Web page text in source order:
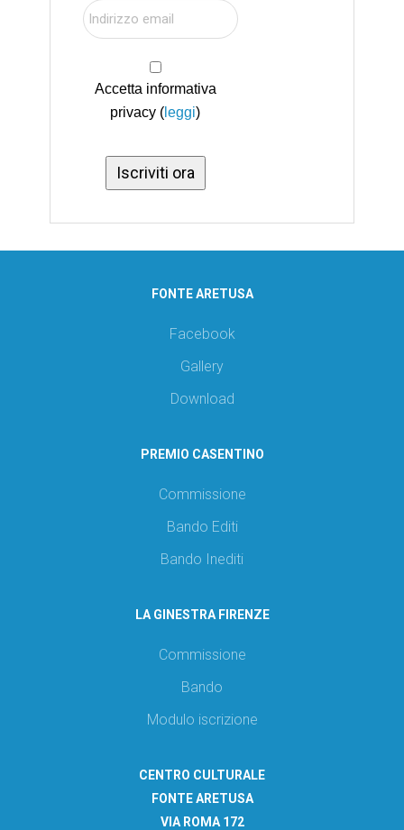
Accetta informativa
privacy ( leggi)
FONTE ARETUSA
Facebook
Gallery
Download
PREMIO CASENTINO
Commissione
Bando Editi
Bando Inediti
LA GINESTRA FIRENZE
Commissione
Bando
Modulo iscrizione
CENTRO CULTURALE
FONTE ARETUSA
VIA ROMA 172